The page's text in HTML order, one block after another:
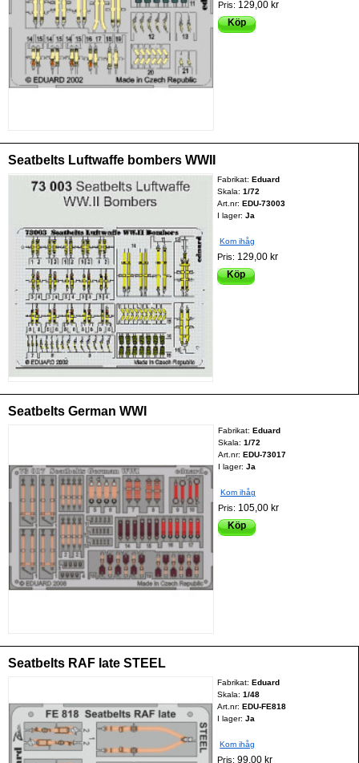
Pris: 129,00 kr
Köp
Seatbelts Luftwaffe bombers WWII
Fabrikat:Eduard
Skala:1/72
Art.nr:EDU-73003
I lager: Ja
Kom ihåg
Pris: 129,00 kr
Köp
Seatbelts German WWI
Fabrikat: Eduard
Skala: 1/72
Art.nr: EDU-73017
I lager: Ja
Kom ihåg
Pris: 105,00 kr
Köp
Seatbelts RAF late STEEL
Fabrikat:Eduard
Skala:1/48
Art.nr:EDU-FE818
I lager: Ja
Kom ihåg
Pris:99,00 kr